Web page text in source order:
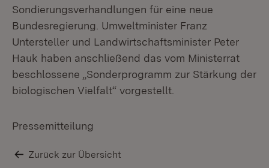
Sondierungsverhandlungen für eine neue
Bundesregierung. Umweltminister Franz
Untersteller und Landwirtschaftsminister Peter
Hauk haben anschließend das vom Ministerrat
beschlossene „Sonderprogramm zur Stärkung der
biologischen Vielfalt“ vorgestellt.
Pressemitteilung
Zurück zur Übersicht